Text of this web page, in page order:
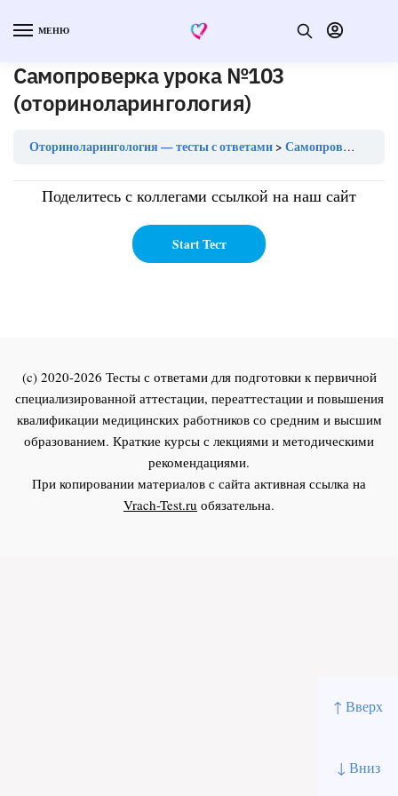
↑ Вверх
↓ Вниз
МЕНЮ
Самопроверка урока №103
(оториноларингология)
Оториноларингология — тесты с ответами Самопроверка урока №103 (оториноларингология)
Поделитесь с коллегами ссылкой на наш сайт
(c) 2020-2026 Тесты с ответами для подготовки к первичной
специализированной аттестации, переаттестации и повышения
квалификации медицинских работников со средним и высшим
образованием. Краткие курсы с лекциями и методическими
рекомендациями.
При копировании материалов с сайта активная ссылка на
Vrach-Test.ru обязательна.